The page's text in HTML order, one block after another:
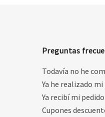
Preguntas
Todavía no he
Ya he realizado mi
Ya recibí mi pedido
Cupones